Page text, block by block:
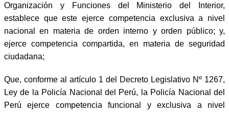
Organización y Funciones del Ministerio del Interior,
establece que este ejerce competencia exclusiva a nivel
nacional en materia de orden interno y orden público; y,
ejerce competencia compartida, en materia de seguridad
ciudadana;
Que, conforme al artículo 1 del Decreto Legislativo Nº 1267,
Ley de la Policía Nacional del Perú, la Policía Nacional del
Perú ejerce competencia funcional y exclusiva a nivel